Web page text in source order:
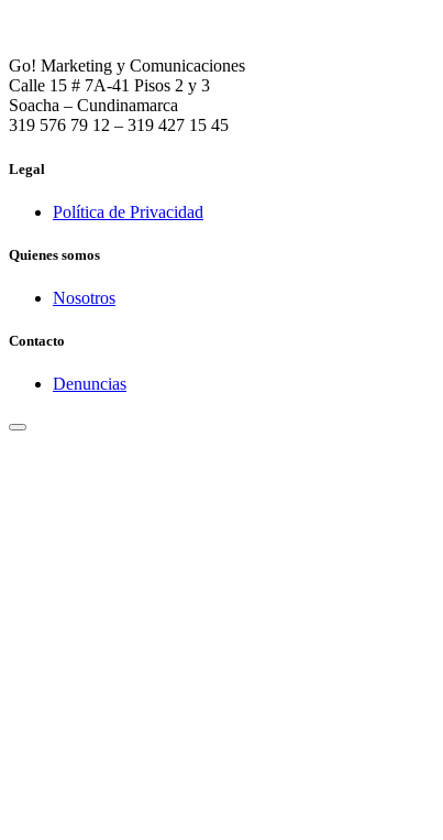
Go! Marketing y Comunicaciones
Calle 15 # 7A-41 Pisos 2 y 3
Soacha – Cundinamarca
319 576 79 12 – 319 427 15 45
Legal
Política de Privacidad
Quienes somos
Nosotros
Contacto
Denuncias